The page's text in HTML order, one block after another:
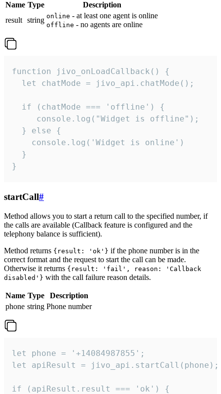
Name Type
Description
result string online - at least one agent is online
offline - no agents are online
function jivo_onLoadCallback() {
  let chatMode = jivo_api.chatMode();
  if (chatMode === 'offline') {
     console.log("Widget is offline");
  } else {
    console.log('Widget is online')
  }
}
startCall#
Method allows you to start a return call to the specified number, if
the calls are available (Callback feature is configured and the
telephony balance is sufficient).
Method returns {result: 'ok'} if the phone number is in the
correct format and the request to start the call can be made.
Otherwise it returns {result: 'fail', reason: 'Callback
disabled'} with the call failure reason details.
Name Type
Description
phone string Phone number
let phone = '+14084987855';
let apiResult = jivo_api.startCall(phone);
if (apiResult.result === 'ok') {